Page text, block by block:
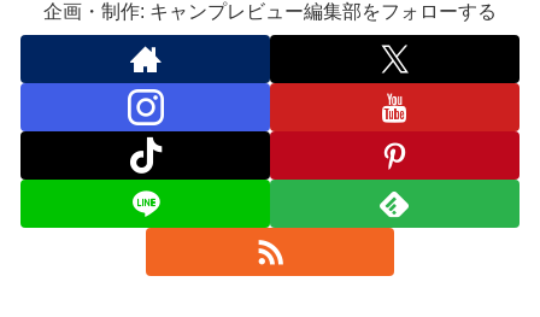
企画・制作: キャンプレビュー編集部をフォローする